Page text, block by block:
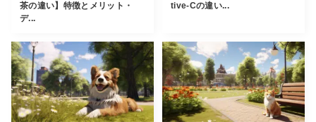
茶の違い】特徴とメリット・
デ...
tive-Cの違い...